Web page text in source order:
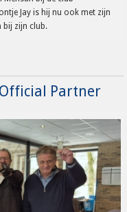
Jay is hij nu ook met zijn
bij zijn club.
Partner